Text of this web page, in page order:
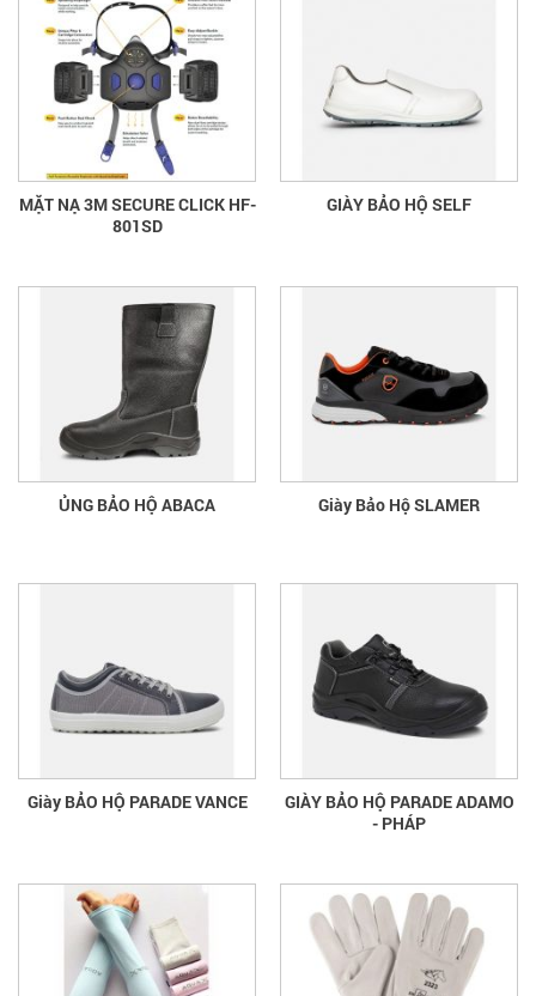
MẶT NẠ 3M SECURE CLICK HF-
801SD
GIÀY BẢO HỘ SELF
ỦNG BẢO HỘ ABACA Giày Bảo Hộ SLAMER
Giày BẢO HỘ PARADE VANCE
GIÀY BẢO HỘ PARADE ADAMO
- PHÁP